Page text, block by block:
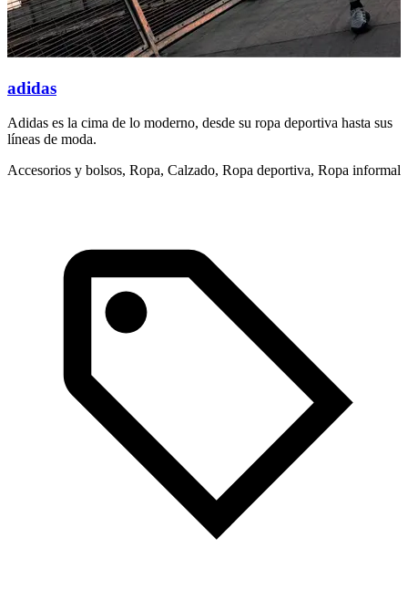
adidas
Adidas es la cima de lo moderno, desde su ropa deportiva hasta sus
líneas de moda.
Accesorios y bolsos, Ropa, Calzado, Ropa deportiva, Ropa informal